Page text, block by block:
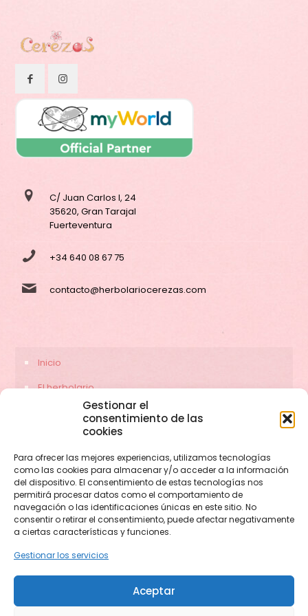
Gestionar el
consentimiento de las
cookies
Para ofrecer las mejores experiencias, utilizamos tecnologías
como las cookies para almacenar y/o acceder a la información
del dispositivo. El consentimiento de estas tecnologías nos
permitirá procesar datos como el comportamiento de
navegación o las identificaciones únicas en este sitio. No
consentir o retirar el consentimiento, puede afectar negativamente
a ciertas características y funciones.
Gestionar los servicios
Aceptar
C/ Juan Carlos I, 24
35620, Gran Tarajal
Fuerteventura
+34 640 08 67 75
contacto@herbolariocerezas.com
Inicio
El herbolario
© 2026 herbolariocerezas.com. Todos los derechos
reservados.
Web diseñada porAragon Marketing